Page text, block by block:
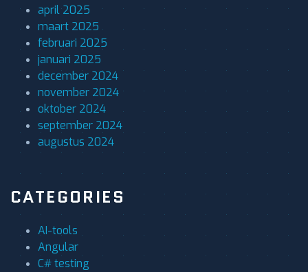
april 2025
maart 2025
februari 2025
januari 2025
december 2024
november 2024
oktober 2024
september 2024
augustus 2024
CATEGORIES
AI-tools
Angular
C# testing